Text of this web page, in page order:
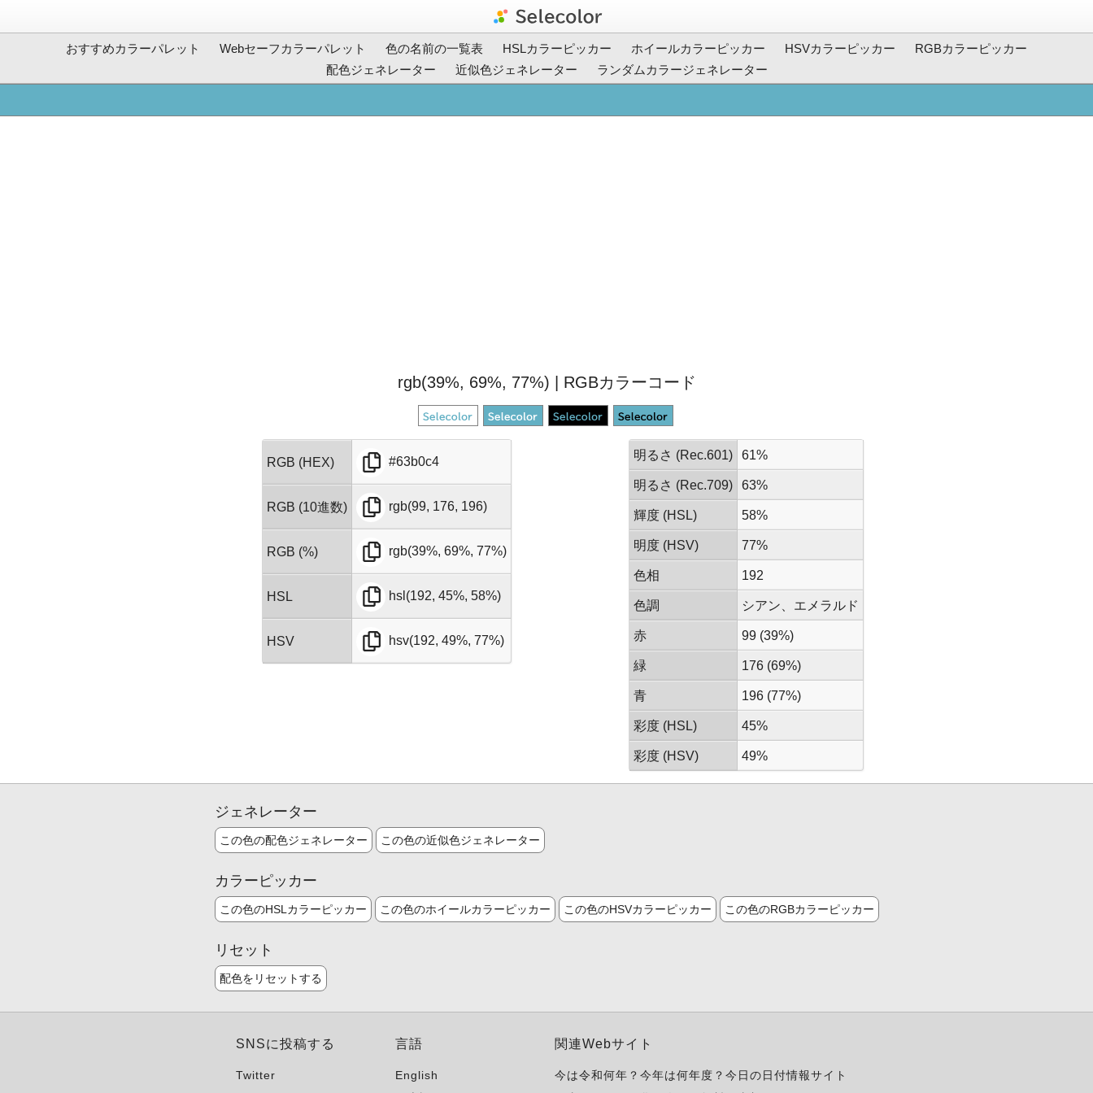
おすすめカラーパレット Webセーフカラーパレット 色の名前の一覧表 HSLカラーピッカー ホイールカラーピッカー HSVカラーピッカー
RGBカラーピッカー
配色ジェネレーター
近似色ジェネレーター ランダムカラージェネレーター
rgb(39%, 69%, 77%) | RGBカラーコード
RGB (HEX) #63b0c4
RGB (10進数) rgb(99, 176, 196)
RGB (%) rgb(39%, 69%, 77%)
HSL hsl(192, 45%, 58%)
HSV hsv(192, 49%, 77%)
明るさ (Rec.601) 61%
明るさ (Rec.709) 63%
輝度 (HSL) 58%
明度 (HSV) 77%
色相 192
色調 シアン、エメラルド
赤 99 (39%)
緑 176 (69%)
青 196 (77%)
彩度 (HSL) 45%
彩度 (HSV) 49%
ジェネレーター
この色の配色ジェネレーター この色の近似色ジェネレーター
カラーピッカー
この色のHSLカラーピッカー この色のホイールカラーピッカー この色のHSVカラーピッカー この色のRGBカラーピッカー
リセット
配色をリセットする
SNSに投稿する
Twitter
言語
English
関連Webサイト
今は令和何年？今年は何年度？今日の日付情報サイト